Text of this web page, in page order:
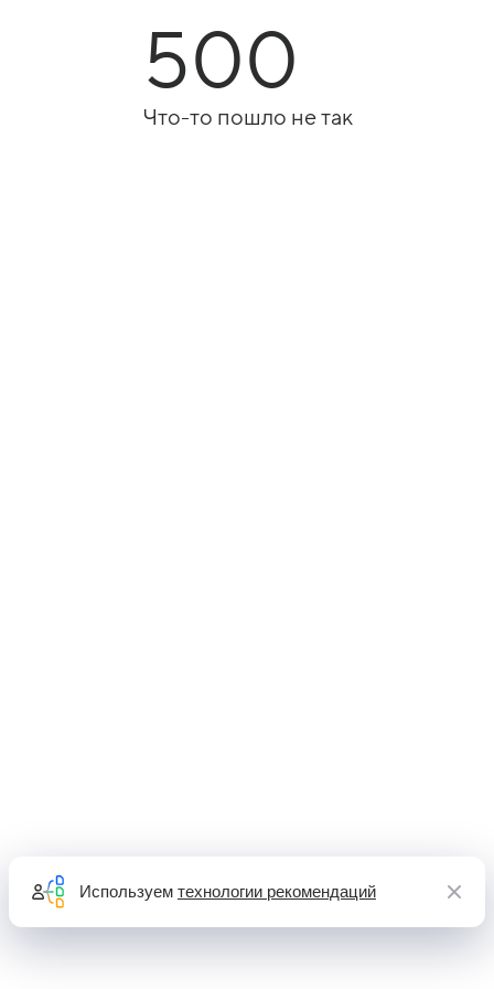
500
Что-то пошло не так
Используем технологии рекомендаций